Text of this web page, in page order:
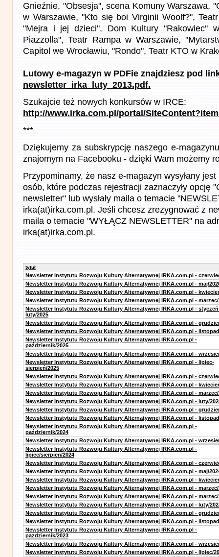
Gnieźnie, "Obsesja", scena Komuny Warszawa,
w Warszawie, "Kto się boi Virginii Woolf?",
"Mejra i jej dzieci", Dom Kultury "Rakowiec"
Piazzolla", Teatr Rampa w Warszawie,
Capitol we Wrocławiu, "Rondo", Teatr KTO w
Lutowy e-magazyn w PDFie znajdziesz pod
newsletter_irka_luty_2013.pdf.
Szukajcie też nowych konkursów w IRCE:
http://www.irka.com.pl/portal/
***
Dziękujemy za subskrypcję naszego e-
znajomym na Facebooku - dzięki Wam możemy
Przypominamy, że nasz e-magazyn wysyłany
osób, które podczas rejestracji zaznaczyły opcję
newsletter" lub wysłały maila o temacie
irka(at)irka.com.pl. Jeśli chcesz zrezygnować z
maila o temacie "WYŁĄCZ NEWSLETTER" na
irka(at)irka.com.pl.
tytuł
Newsletter Instytutu Rozwoju Kultury Alternatywnej IRKA.com.pl -
Newsletter Instytutu Rozwoju Kultury Alternatywnej IRKA.com.pl - maj/
Newsletter Instytutu Rozwoju Kultury Alternatywnej IRKA.com.pl -
Newsletter Instytutu Rozwoju Kultury Alternatywnej IRKA.com.pl - marzec/
Newsletter Instytutu Rozwoju Kultury Alternatywnej IRKA.com.pl -
luty/2025
Newsletter Instytutu Rozwoju Kultury Alternatywnej IRKA.com.pl -
Newsletter Instytutu Rozwoju Kultury Alternatywnej IRKA.com.pl -
Newsletter Instytutu Rozwoju Kultury Alternatywnej IRKA.com.pl -
październik/2025
Newsletter Instytutu Rozwoju Kultury Alternatywnej IRKA.com.pl -
Newsletter Instytutu Rozwoju Kultury Alternatywnej IRKA.com.pl - lipiec-
sierpień/2025
Newsletter Instytutu Rozwoju Kultury Alternatywnej IRKA.com.pl -
Newsletter Instytutu Rozwoju Kultury Alternatywnej IRKA.com.pl -
Newsletter Instytutu Rozwoju Kultury Alternatywnej IRKA.com.pl - marzec/
Newsletter Instytutu Rozwoju Kultury Alternatywnej IRKA.com.pl - luty/
Newsletter Instytutu Rozwoju Kultury Alternatywnej IRKA.com.pl -
Newsletter Instytutu Rozwoju Kultury Alternatywnej IRKA.com.pl -
Newsletter Instytutu Rozwoju Kultury Alternatywnej IRKA.com.pl -
październik/2024
Newsletter Instytutu Rozwoju Kultury Alternatywnej IRKA.com.pl -
Newsletter Instytutu Rozwoju Kultury Alternatywnej IRKA.com.pl -
lipiec/sierpien/2024
Newsletter Instytutu Rozwoju Kultury Alternatywnej IRKA.com.pl -
Newsletter Instytutu Rozwoju Kultury Alternatywnej IRKA.com.pl - maj/
Newsletter Instytutu Rozwoju Kultury Alternatywnej IRKA.com.pl -
Newsletter Instytutu Rozwoju Kultury Alternatywnej IRKA.com.pl - marzec/
Newsletter Instytutu Rozwoju Kultury Alternatywnej IRKA.com.pl - marzec/
Newsletter Instytutu Rozwoju Kultury Alternatywnej IRKA.com.pl - luty/
Newsletter Instytutu Rozwoju Kultury Alternatywnej IRKA.com.pl -
Newsletter Instytutu Rozwoju Kultury Alternatywnej IRKA.com.pl -
Newsletter Instytutu Rozwoju Kultury Alternatywnej IRKA.com.pl -
pazdziernik/2023
Newsletter Instytutu Rozwoju Kultury Alternatywnej IRKA.com.pl -
Newsletter Instytutu Rozwoju Kultury Alternatywnej IRKA.com.pl - lipiec/